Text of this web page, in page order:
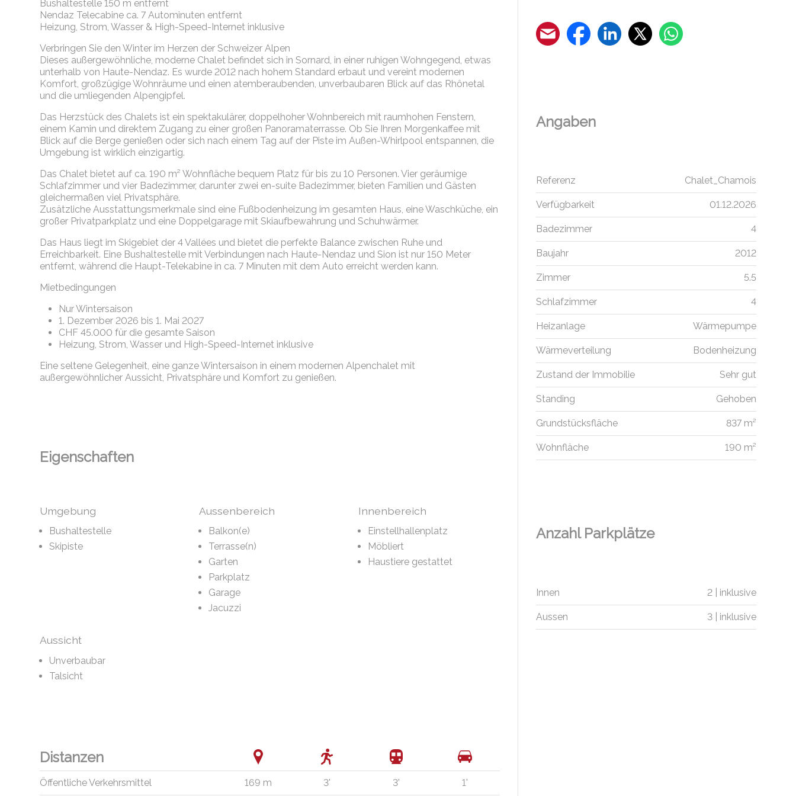
Bushaltestelle 150 m entfernt
Nendaz Telecabine ca. 7 Autominuten entfernt
Heizung, Strom, Wasser & High-Speed-Internet inklusive
Verbringen Sie den Winter im Herzen der Schweizer Alpen
Dieses außergewöhnliche, moderne Chalet befindet sich in Sornard, in einer ruhigen Wohngegend, etwas
unterhalb von Haute-Nendaz. Es wurde 2012 nach hohem Standard erbaut und vereint modernen
Komfort, großzügige Wohnräume und einen atemberaubenden, unverbaubaren Blick auf das Rhônetal
und die umliegenden Alpengipfel.
Das Herzstück des Chalets ist ein spektakulärer, doppelhoher Wohnbereich mit raumhohen Fenstern,
einem Kamin und direktem Zugang zu einer großen Panoramaterrasse. Ob Sie Ihren Morgenkaffee mit
Blick auf die Berge genießen oder sich nach einem Tag auf der Piste im Außen-Whirlpool entspannen, die
Umgebung ist wirklich einzigartig.
Das Chalet bietet auf ca. 190 m² Wohnfläche bequem Platz für bis zu 10 Personen. Vier geräumige
Schlafzimmer und vier Badezimmer, darunter zwei en-suite Badezimmer, bieten Familien und Gästen
gleichermaßen viel Privatsphäre.
Zusätzliche Ausstattungsmerkmale sind eine Fußbodenheizung im gesamten Haus, eine Waschküche, ein
großer Privatparkplatz und eine Doppelgarage mit Skiaufbewahrung und Schuhwärmer.
Das Haus liegt im Skigebiet der 4 Vallées und bietet die perfekte Balance zwischen Ruhe und
Erreichbarkeit. Eine Bushaltestelle mit Verbindungen nach Haute-Nendaz und Sion ist nur 150 Meter
entfernt, während die Haupt-Telekabine in ca. 7 Minuten mit dem Auto erreicht werden kann.
Mietbedingungen
Nur Wintersaison
1. Dezember 2026 bis 1. Mai 2027
CHF 45.000 für die gesamte Saison
Heizung, Strom, Wasser und High-Speed-Internet inklusive
Eine seltene Gelegenheit, eine ganze Wintersaison in einem modernen Alpenchalet mit
außergewöhnlicher Aussicht, Privatsphäre und Komfort zu genießen.
Eigenschaften
Umgebung
Bushaltestelle
Skipiste
Aussenbereich
Balkon(e)
Terrasse(n)
Garten
Parkplatz
Garage
Jacuzzi
Innenbereich
Einstellhallenplatz
Möbliert
Haustiere gestattet
Aussicht
Unverbaubar
Talsicht
Distanzen
Öffentliche Verkehrsmittel 169 m 3' 3' 1'
Angaben
Referenz Chalet_Chamois
Verfügbarkeit 01.12.2026
Badezimmer 4
Baujahr 2012
Zimmer 5.5
Schlafzimmer 4
Heizanlage Wärmepumpe
Wärmeverteilung Bodenheizung
Zustand der Immobilie Sehr gut
Standing Gehoben
Grundstücksfläche 837 m²
Wohnfläche 190 m²
Anzahl Parkplätze
Innen 2 | inklusive
Aussen 3 | inklusive